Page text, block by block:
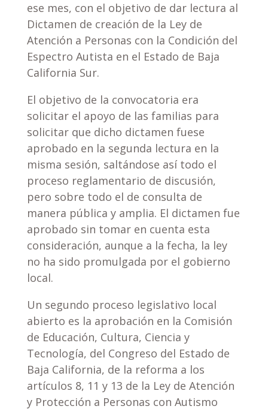
ese mes, con el objetivo de dar lectura al
Dictamen de creación de la Ley de
Atención a Personas con la Condición del
Espectro Autista en el Estado de Baja
California Sur.
El objetivo de la convocatoria era
solicitar el apoyo de las familias para
solicitar que dicho dictamen fuese
aprobado en la segunda lectura en la
misma sesión, saltándose así todo el
proceso reglamentario de discusión,
pero sobre todo el de consulta de
manera pública y amplia. El dictamen fue
aprobado sin tomar en cuenta esta
consideración, aunque a la fecha, la ley
no ha sido promulgada por el gobierno
local.
Un segundo proceso legislativo local
abierto es la aprobación en la Comisión
de Educación, Cultura, Ciencia y
Tecnología, del Congreso del Estado de
Baja California, de la reforma a los
artículos 8, 11 y 13 de la Ley de Atención
y Protección a Personas con Autismo